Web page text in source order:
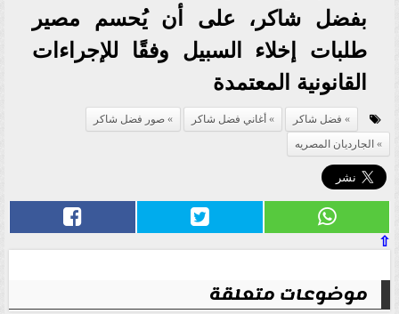
بفضل شاكر، على أن يُحسم مصير
طلبات إخلاء السبيل وفقًا للإجراءات
القانونية المعتمدة
فضل شاكر أغاني فضل شاكر
صور فضل شاكر
الجارديان المصريه
⇧
موضوعات متعلقة